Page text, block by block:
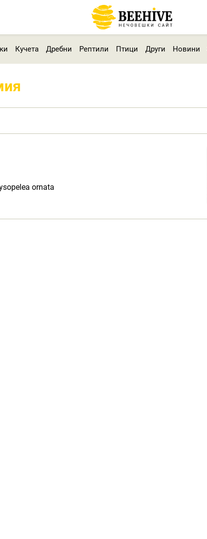
Кучета Дребни Рептили Птици Други Новини
ornata